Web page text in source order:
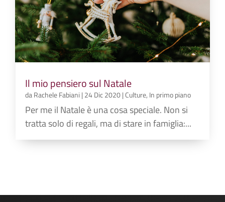
Il mio pensiero sul Natale
daRachele Fabiani | 24 Dic 2020|Culture, In primo piano
Per me il Natale è una cosa speciale. Non si
tratta solo di regali, ma di stare in famiglia:...